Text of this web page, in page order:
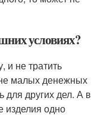
условиях?
и не тратить
малых денежных
для других дел. А в
изделия одно